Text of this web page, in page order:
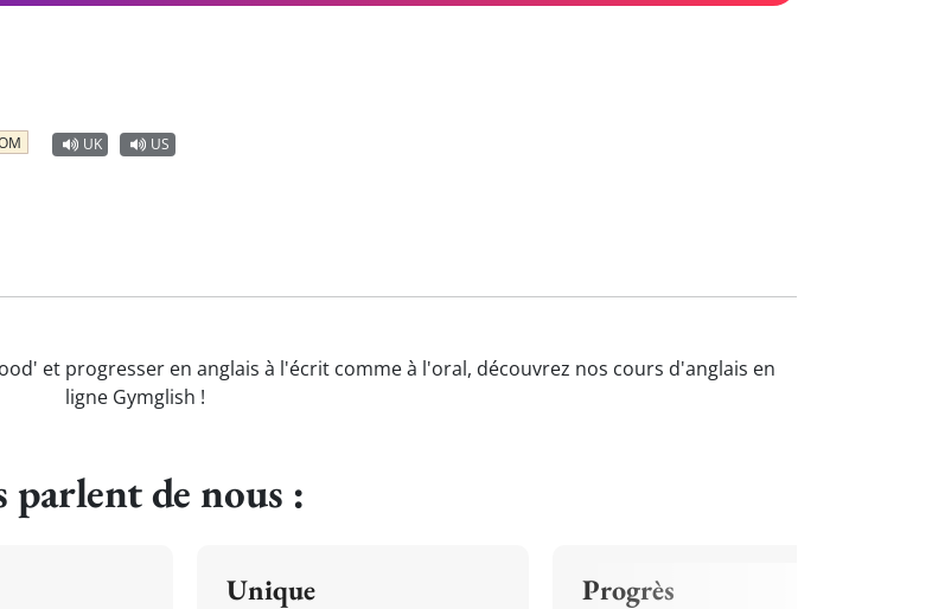
UK US
et progresser en anglais à l'écrit comme à l'oral, découvrez nos cours d'anglais en
ligne Gymglish !
parlent de nous :
Unique Progrès